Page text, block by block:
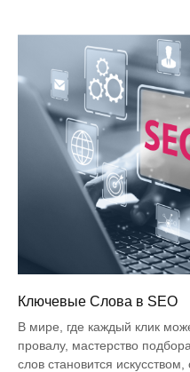
Ключевые Слова в SEO
В мире, где каждый клик
провалу, мастерство
слов становится